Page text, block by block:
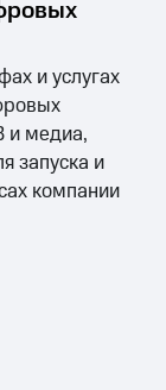
и услугах
и медиа,
запуска и
компании